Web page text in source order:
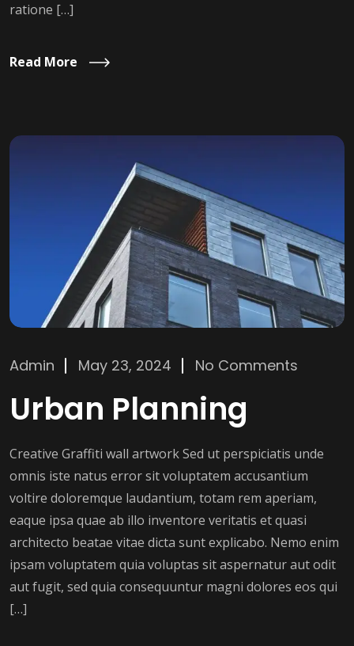
ratione […]
Read More
Admin May 23, 2024 No Comments
Urban Planning
Creative Graffiti wall artwork Sed ut perspiciatis unde
omnis iste natus error sit voluptatem accusantium
voltire doloremque laudantium, totam rem aperiam,
eaque ipsa quae ab illo inventore veritatis et quasi
architecto beatae vitae dicta sunt explicabo. Nemo enim
ipsam voluptatem quia voluptas sit aspernatur aut odit
aut fugit, sed quia consequuntur magni dolores eos qui
[…]